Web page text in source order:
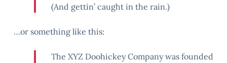
(And gettin’ caught in the rain.)
…or something like this:
The XYZ Doohickey Company was founded